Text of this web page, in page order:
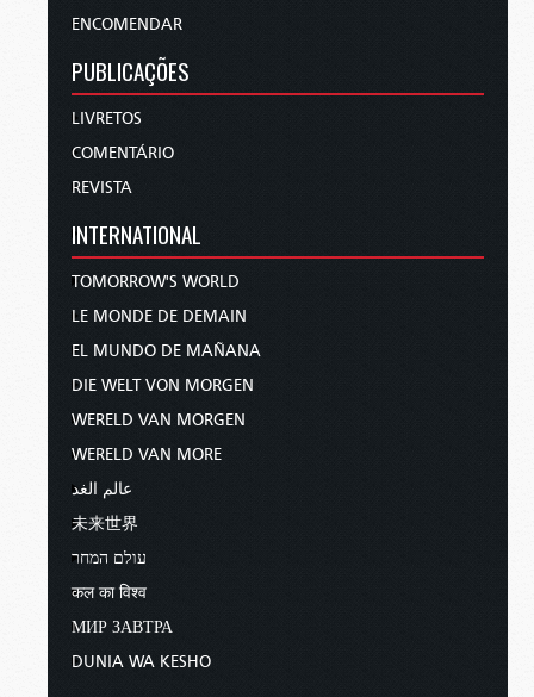
ENCOMENDAR
PUBLICAÇÕES
LIVRETOS
COMENTÁRIO
REVISTA
INTERNATIONAL
TOMORROW'S WORLD
LE MONDE DE DEMAIN
EL MUNDO DE MAÑANA
DIE WELT VON MORGEN
WERELD VAN MORGEN
WERELD VAN MORE
عالم الغد
未来世界
עולם המחר
कल का विश्व
МИР ЗАВТРА
DUNIA WA KESHO